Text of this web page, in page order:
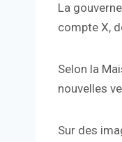
La
compte X,
Selon la
nouvelles
Sur des